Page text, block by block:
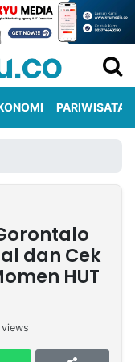
PARIWISATA
dan Cek
HUT
views